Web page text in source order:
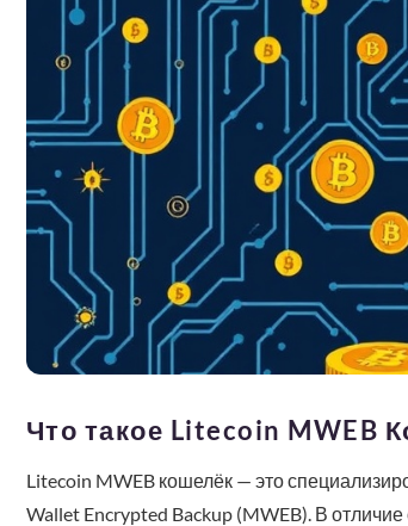
Что такое Litecoin MWEB
Litecoin MWEB кошелёк — это
Wallet Encrypted Backup (MWEB). В